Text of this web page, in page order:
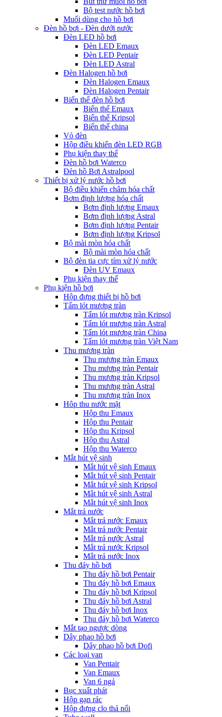
Bộ test nước hồ bơi
Muối dùng cho hồ bơi
Đèn hồ bơi - Đèn dưới nước
Đèn LED hồ bơi
Đèn LED Emaux
Đèn LED Pentair
Đèn LED Astral
Đèn Halogen hồ bơi
Đèn Halogen Emaux
Đèn Halogen Pentair
Biến thế đèn hồ bơi
Biến thế Emaux
Biến thế Kripsol
Biến thế china
Vỏ đèn
Hộp điều khiển đèn LED RGB
Phụ kiện thay thế
Đèn hồ bơi Waterco
Đèn hồ Bơi Astralpool
Thiết bị xử lý nước hồ bơi
Bộ điều khiển châm hóa chất
Bơm định lượng hóa chất
Bơm định lượng Emaux
Bơm định lượng Astral
Bơm định lượng Pentair
Bơm định lượng Kripsol
Bộ mài mòn hóa chất
Bộ mài mòn hóa chất
Bộ đèn tia cực tím xử lý nước
Đèn UV Emaux
Phụ kiện thay thế
Phụ kiện hồ bơi
Hộp đựng thiết bị hồ bơi
Tấm lót mương tràn
Tấm lót mương tràn Kripsol
Tấm lót mương tràn Astral
Tấm lót mương tràn China
Tấm lót mương tràn Việt Nam
Thu mương tràn
Thu mương tràn Emaux
Thu mương tràn Pentair
Thu mương tràn Kripsol
Thu mương tràn Astral
Thu mương tràn Inox
Hôp thu nước mặt
Hộp thu Emaux
Hộp thu Pentair
Hộp thu Kripsol
Hộp thu Astral
Hộp thu Waterco
Mắt hút vệ sinh
Mắt hút vệ sinh Emaux
Mắt hút vệ sinh Pentair
Mắt hút vệ sinh Kripsol
Mắt hút vệ sinh Astral
Mắt hút vệ sinh Inox
Mắt trả nước
Mắt trả nước Emaux
Mắt trả nước Pentair
Mắt trả nước Astral
Mắt trả nước Kripsol
Mắt trả nước Inox
Thu đáy hồ bơi
Thu đáy hồ bơi Pentair
Thu đáy hồ bơi Emaux
Thu đáy hồ bơi Kripsol
Thu đáy hồ bơi Astral
Thu đáy hồ bơi Inox
Thu đáy hồ bơi Waterco
Mắt tạo ngược dòng
Dây phao hồ bơi
Dây phao hồ bơi Dofi
Các loại van
Van Pentair
Van Emaux
Van 6 ngả
Bục xuất phát
Hộp gạn rác
Hộp đựng clo thả nổi